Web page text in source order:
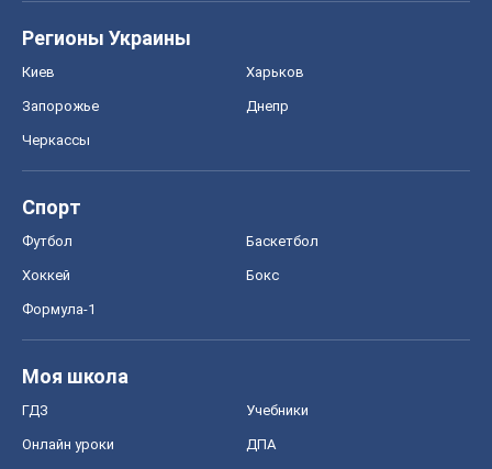
Регионы Украины
Киев Харьков
Запорожье Днепр
Черкассы
Спорт
Футбол Баскетбол
Хоккей Бокс
Формула-1
Моя школа
ГДЗ Учебники
Онлайн уроки ДПА